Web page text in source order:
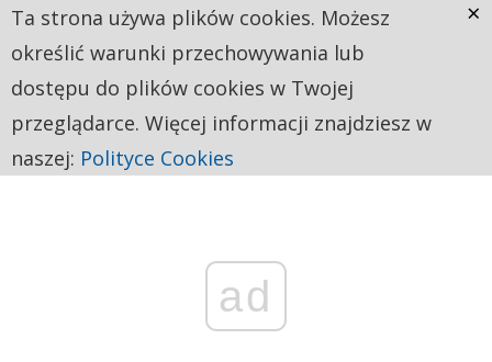
ad
Ta strona używa plików cookies. Możesz
określić warunki przechowywania lub
dostępu do plików cookies w Twojej
przeglądarce. Więcej informacji znajdziesz w
naszej: Polityce Cookies
×